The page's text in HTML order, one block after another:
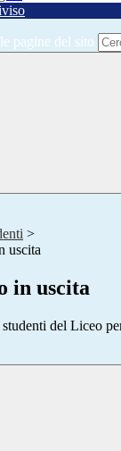
pagine del sito
>
uscita
in uscita
del Liceo